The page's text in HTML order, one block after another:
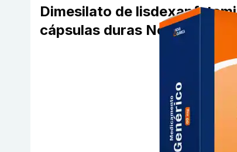
Dimesilato de
cápsulas duras Nova Química